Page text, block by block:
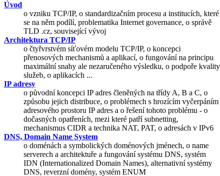
Úvod
o vzniku TCP/IP, o standardizačním procesu a institucích, které
se na něm podílí, problematika Internet governance, o správě
TLD .cz, související vývoj
Architektura TCP/IP
o čtyřvrstvém síťovém modelu TCP/IP, o koncepci
přenosových mechanismů a aplikací, o fungování na principu
maximální snahy ale nezaručeného výsledku, o podpoře kvality
služeb, o aplikacích ...
IP adresy
o původní koncepci IP adres členěných na třídy A, B a C, o
způsobu jejich distribuce, o problémech s hrozícím vyčerpáním
adresového prostoru IP adres a o řešení tohoto problému - o
dočasných opatřeních, mezi které patří subnetting,
mechanismus CIDR a technika NAT, PAT, o adresách v IPv6
DNS, Domain Name System
o doménách a symbolických doménových jménech, o name
serverech a architektuře a fungování systému DNS, systém
IDN (Internationalized Domain Names), alternativní systémy
DNS, reverzní domény, systém ENUM